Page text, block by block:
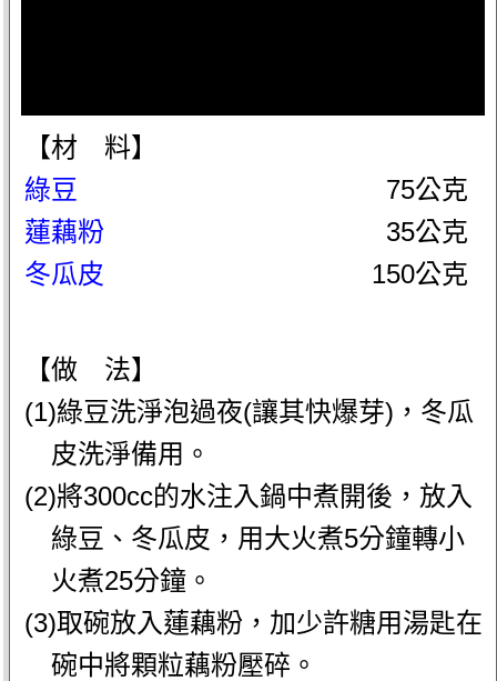
【材 料】
綠豆
75公克
蓮藕粉
35公克
冬瓜皮
150公克
【做 法】
(1)綠豆洗淨泡過夜(讓其快爆芽)，冬瓜
皮洗淨備用。
(2)將300cc的水注入鍋中煮開後，放入
綠豆、冬瓜皮，用大火煮5分鐘轉小
火煮25分鐘。
(3)取碗放入蓮藕粉，加少許糖用湯匙在
碗中將顆粒藕粉壓碎。